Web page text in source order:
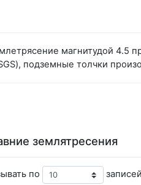
магнитудой 4.5
подземные толчки
землятресения
по